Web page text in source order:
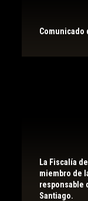
Comunicado
La Fiscalía
miembro de
responsable
Santiago.